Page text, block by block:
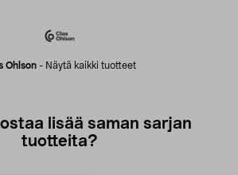
Ohlson - Näytä kaikki tuotteet
lisää saman sarjan
tuotteita?